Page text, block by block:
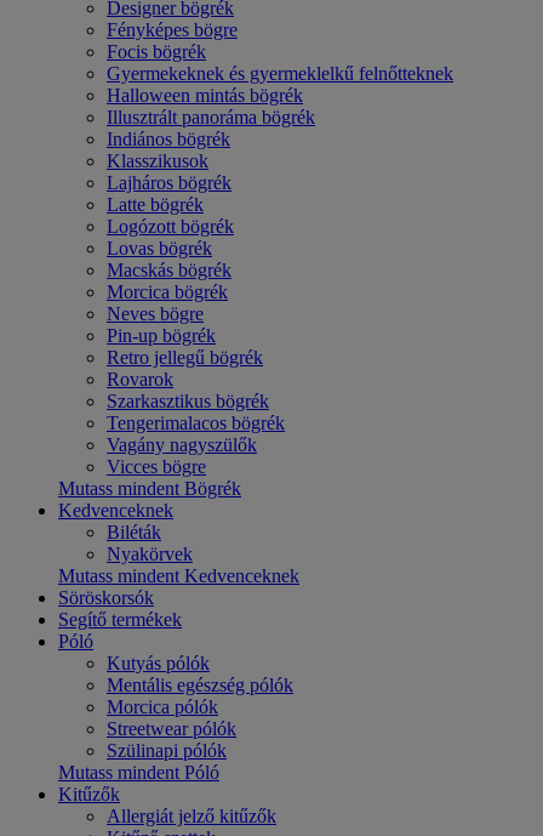
Designer bögrék
Fényképes bögre
Focis bögrék
Gyermekeknek és gyermeklelkű felnőtteknek
Halloween mintás bögrék
Illusztrált panoráma bögrék
Indiános bögrék
Klasszikusok
Lajháros bögrék
Latte bögrék
Logózott bögrék
Lovas bögrék
Macskás bögrék
Morcica bögrék
Neves bögre
Pin-up bögrék
Retro jellegű bögrék
Rovarok
Szarkasztikus bögrék
Tengerimalacos bögrék
Vagány nagyszülők
Vicces bögre
Mutass mindent Bögrék
Kedvenceknek
Biléták
Nyakörvek
Mutass mindent Kedvenceknek
Söröskorsók
Segítő termékek
Póló
Kutyás pólók
Mentális egészség pólók
Morcica pólók
Streetwear pólók
Szülinapi pólók
Mutass mindent Póló
Kitűzők
Allergiát jelző kitűzők